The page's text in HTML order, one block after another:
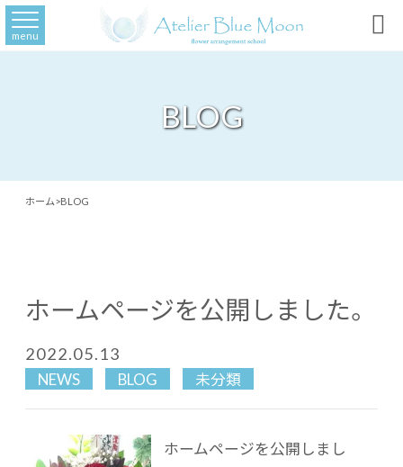
menu 
BLOG
ホーム>BLOG
ホームページを公開しました。
2022.05.13
NEWS BLOG 未分類
ホームページを公開しまし